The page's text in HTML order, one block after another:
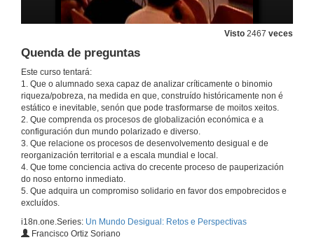
Visto 2467 veces
Quenda de preguntas
Este curso tentará:
1. Que o alumnado sexa capaz de analizar críticamente o binomio
riqueza/pobreza, na medida en que, construído históricamente non é
estático e inevitable, senón que pode trasformarse de moitos xeitos.
2. Que comprenda os procesos de globalización económica e a
configuración dun mundo polarizado e diverso.
3. Que relacione os procesos de desenvolvemento desigual e de
reorganización territorial e a escala mundial e local.
4. Que tome conciencia activa do crecente proceso de pauperización
do noso entorno inmediato.
5. Que adquira un compromiso solidario en favor dos empobrecidos e
excluídos.
i18n.one.Series: Un Mundo Desigual: Retos e Perspectivas
Francisco Ortiz Soriano
21 de set. de 2011
Cuarto Mundo
Pobreza nos países desenvolvidos
21 de set. de 2011
O modelo enerxético actual e alternativas
22 de set. de 2011